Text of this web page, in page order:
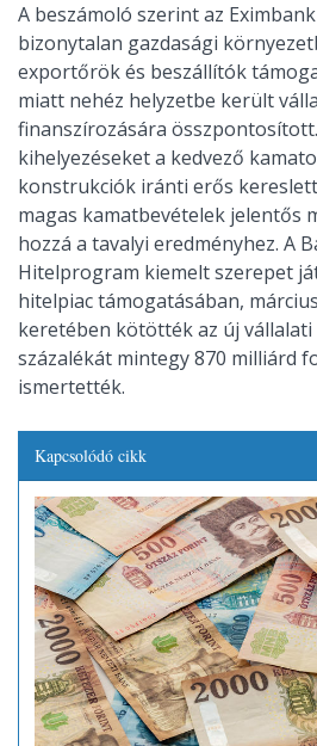
A beszámoló szerint az
bizonytalan gazdasági
exportőrök és beszállítók
miatt nehéz helyzetbe került
finanszírozására
kihelyezéseket a kedvező
konstrukciók iránti erős
magas kamatbevételek jelentős
hozzá a tavalyi eredményhez. A
Hitelprogram kiemelt szerepet
hitelpiac támogatásában,
keretében kötötték az új vállalati
százalékát mintegy 870 milliárd
ismertették.
Kapcsolódó cikk